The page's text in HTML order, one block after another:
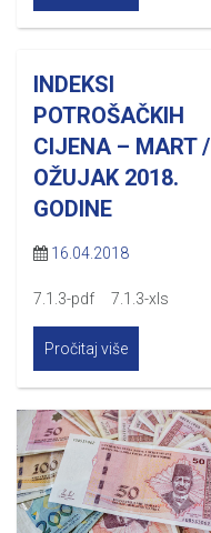
INDEKSI
POTROŠAČKIH
CIJENA – MART /
OŽUJAK 2018.
GODINE
16.04.2018
7.1.3-pdf 7.1.3-xls
Pročitaj više